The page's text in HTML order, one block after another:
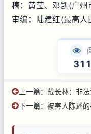
稿：黄莹、邓凯(广州
审编：陆建红(最高人
上一篇： 戴长林：非
下一篇： 被害人陈述的